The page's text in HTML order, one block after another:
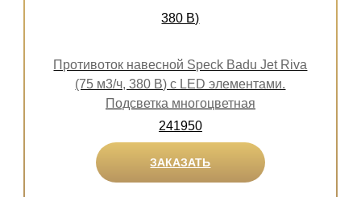
380 В)
Противоток навесной Speck Badu Jet Riva
(75 м3/ч, 380 В) с LED элементами.
Подсветка многоцветная
241950
ЗАКАЗАТЬ